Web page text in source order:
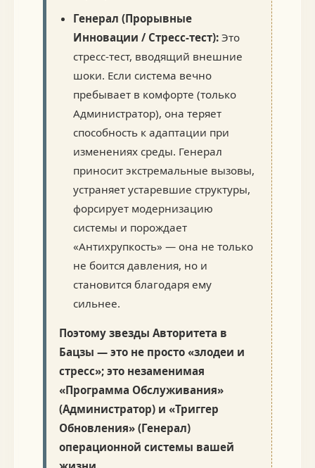
Генерал (Прорывные
Инновации / Стресс-тест): Это
стресс-тест, вводящий внешние
шоки. Если система вечно
пребывает в комфорте (только
Администратор), она теряет
способность к адаптации при
изменениях среды. Генерал
приносит экстремальные вызовы,
устраняет устаревшие структуры,
форсирует модернизацию
системы и порождает
«Антихрупкость» — она не только
не боится давления, но и
становится благодаря ему
сильнее.
Поэтому звезды Авторитета в
Бацзы — это не просто «злодеи и
стресс»; это незаменимая
«Программа Обслуживания»
(Администратор) и «Триггер
Обновления» (Генерал)
операционной системы вашей